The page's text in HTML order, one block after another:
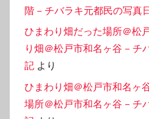
階 – チバラキ元都民の写真
ひまわり畑だった場所＠松
り畑＠松戸市和名ヶ谷 – チ
記 より
ひまわり畑＠松戸市和名ヶ
場所＠松戸市和名ヶ谷 – チ